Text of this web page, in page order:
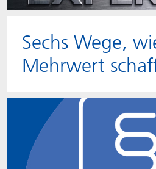
Sechs Wege,
Mehrwert